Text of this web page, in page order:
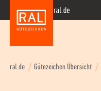
Zur Hauptnavigation springen
Zum Seiteninhalt springen
Zum Kontakt springen
Zum Footer springen
ral.de
ral.de Gütezeichen Übersicht